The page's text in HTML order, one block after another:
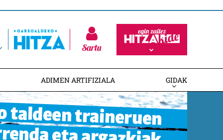
Sartu
ADIMEN ARTIFIZIALA GIDAK